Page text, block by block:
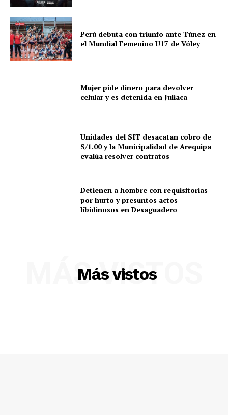
Diario los Andes
Perú debuta con triunfo ante Túnez en
el Mundial Femenino U17 de Vóley
Mujer pide dinero para devolver
celular y es detenida en Juliaca
Unidades del SIT desacatan cobro de
S/1.00 y la Municipalidad de Arequipa
evalúa resolver contratos
Detienen a hombre con requisitorias
por hurto y presuntos actos
libidinosos en Desaguadero
Más vistos
MÁS VISTOS